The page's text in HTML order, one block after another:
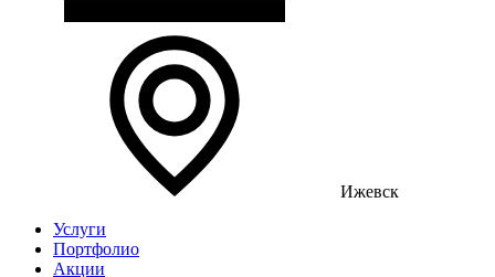
Ижевск
Услуги
Портфолио
Акции